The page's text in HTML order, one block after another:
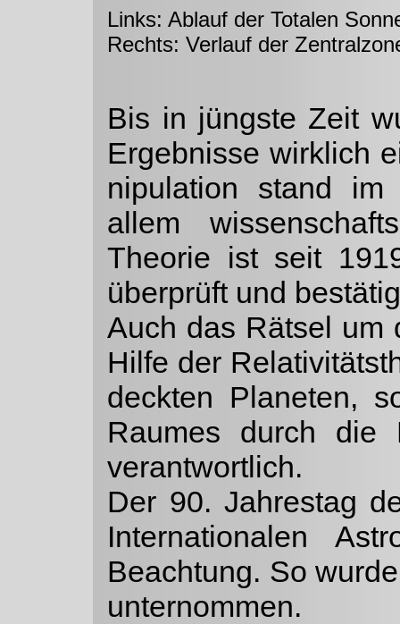
Links: Ablauf der Totalen
Rechts: Verlauf der
Bis in jüngste Zeit
Ergebnisse wirklich
nipulation stand
allem
Theorie ist seit
überprüft und
Auch das Rätsel um
Hilfe der
deckten Planeten,
Raumes durch die
verant­wortlich.
Der 90. Jahrestag
Internationalen
Beachtung. So
unternommen.